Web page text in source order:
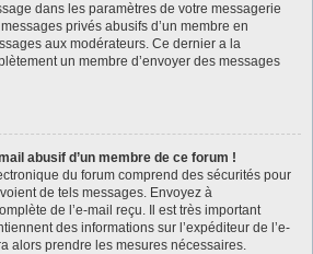
dans les paramètres de votre messagerie
privés abusifs d’un membre en
aux modérateurs. Ce dernier a la
un membre d’envoyer des messages
abusif d’un membre de ce forum !
du forum comprend des sécurités pour
de tels messages. Envoyez à
de l’e-mail reçu. Il est très important
des informations sur l’expéditeur de l’e-
alors prendre les mesures nécessaires.